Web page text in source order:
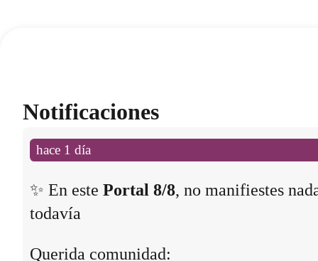
Notificaciones
hace 1 día
✨ En este Portal 8/8, no manifiestes
todavía
Querida comunidad: